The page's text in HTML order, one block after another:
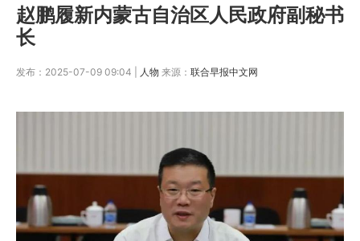
赵鹏履新内蒙古自治区人民政府副秘书
长
发布：2025-07-09 09:04 | 人物 来源： 联合早报中文网